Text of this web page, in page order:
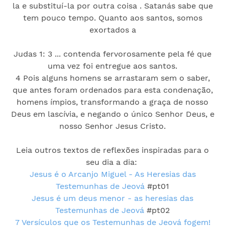
la e substituí-la por outra coisa . Satanás sabe que
tem pouco tempo. Quanto aos santos, somos
exortados a
Judas 1: 3 ... contenda fervorosamente pela fé que
uma vez foi entregue aos santos.
4 Pois alguns homens se arrastaram sem o saber,
que antes foram ordenados para esta condenação,
homens ímpios, transformando a graça de nosso
Deus em lascívia, e negando o único Senhor Deus, e
nosso Senhor Jesus Cristo.
Leia outros textos de reflexões inspiradas para o
seu dia a dia:
Jesus é o Arcanjo Miguel - As Heresias das
Testemunhas de Jeová #pt01
Jesus é um deus menor - as heresias das
Testemunhas de Jeová #pt02
7 Versículos que os Testemunhas de Jeová fogem!